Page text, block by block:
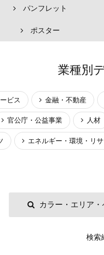
パンフレット
ポスター
業種別
ビス 金融・不動産
官公庁・公益事業 人材
エネルギー・環境・リ
カラー・エリア
検索